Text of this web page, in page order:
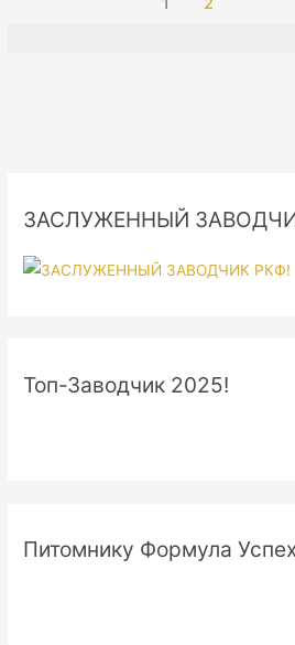
ЗАСЛУЖЕННЫЙ
Топ-Заводчик 2025!
Питомнику Формула